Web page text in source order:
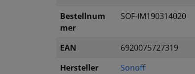
Bestellnum
mer
SOF-IM190314020
EAN
6920075727319
Hersteller
Sonoff